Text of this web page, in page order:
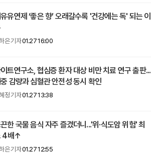
유연제 ‘좋은 향’ 오래갈수록 '건강에는 독' 되는 이
은 기자01.27 16:00
트연구소, 협심증 환자 대상 비만 치료 연구 출판...
감량과 심혈관 안전성 동시 확인
정 기자01.27 13:38
한 국물 음식 자주 즐겼더니...'위·식도암 위험' 최
4배↑
은 기자01.27 12:55